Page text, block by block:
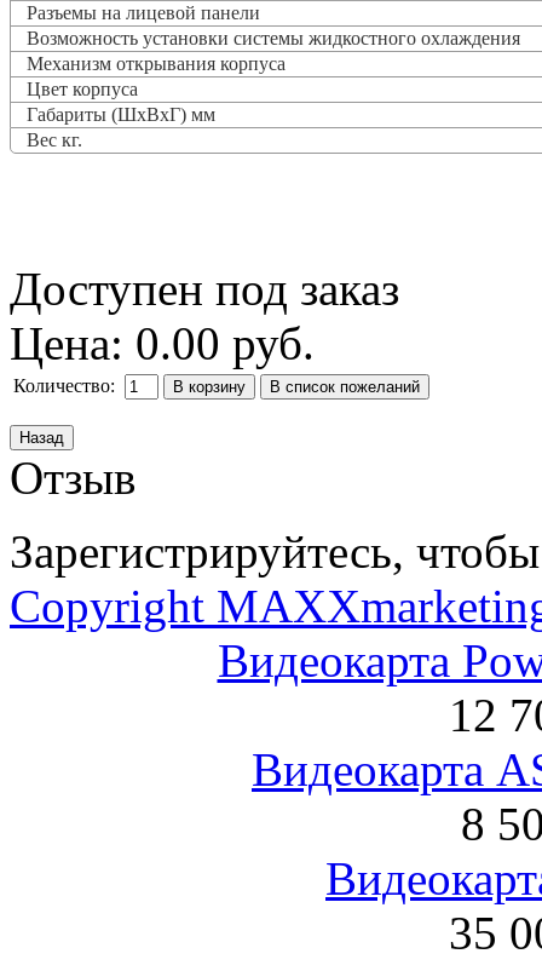
Разъемы на лицевой панели
Возможность установки системы жидкостного охлаждения
Механизм открывания корпуса
Цвет корпуса
Габариты (ШхВхГ) мм
Вес кг.
Доступен под заказ
Цена: 0.00 руб.
Количество:
Отзыв
Зарегистрируйтесь,
Copyright
Видеокарта
12
Видеокарта
8
35